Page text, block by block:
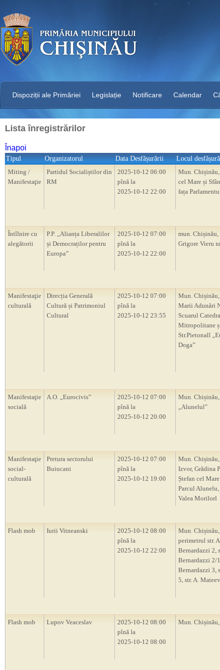
Dispoziții ale Primăriei Legislație Notificare Calendar
Lista înregistrărilor
Înapoi
Tipul Organizatorul Data Desfășurării
Locul
Miting /
Manifestaţie
Partidul Socialiștilor din
RM
2025-10-12 06:00
pînă la
2025-10-12 22:00
Mun.
cel Mare și
fața
Întîlnire cu
alegătorii
P.P. ,,Alianța Liberalilor
și Democraților pentru
Europa”
2025-10-12 07:00
pînă la
2025-10-12 22:00
mun. Chișinău,
Grigore Vieru
Manifestaţie
culturală
Direcția Generală
Cultură și Patrimoniul
Cultural
2025-10-12 07:00
pînă la
2025-10-12 23:55
Mun.
Marii Adunări
Scuarul
Mitropolitane
Str.Pietonalî
Doga”
Manifestaţie
socială
A.O. „Eurocivis”
2025-10-12 07:00
pînă la
2025-10-12 20:00
Mun.
„Alunelul”
Manifestaţie
social-
culturală
Pretura sectorului
Buiucani
2025-10-12 07:00
pînă la
2025-10-12 19:00
Mun.
Izvor, Grădina
Ștefan cel
Parcul Alunelu,
Valea Morilorl
Flash mob Iurii Vitneanski
2025-10-12 08:00
pînă la
2025-10-12 22:00
Mun.
perimetrul str.
Bernardazzi 2,
Bernardazzi 2/
Bernardazzi 3,
5, str. A.
Flash mob Lupov Veaceslav
2025-10-12 08:00
pînă la
2025-10-12 08:00
Mun.